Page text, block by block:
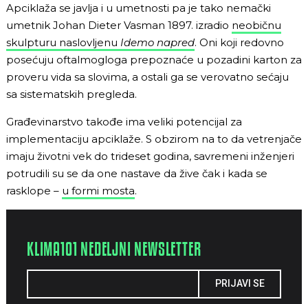
Apciklaža se javlja i u umetnosti pa je tako nemački
umetnik Johan Dieter Vasman 1897. izradio neobičnu
skulpturu naslovljenu Idemo napred. Oni koji redovno
posećuju oftalmogloga prepoznaće u pozadini karton za
proveru vida sa slovima, a ostali ga se verovatno sećaju
sa sistematskih pregleda.
Građevinarstvo takođe ima veliki potencijal za
implementaciju apciklaže. S obzirom na to da vetrenjače
imaju životni vek do trideset godina, savremeni inženjeri
potrudili su se da one nastave da žive čak i kada se
rasklope – u formi mosta.
KLIMA101 NEDELJNI NEWSLETTER
PRIJAVI SE